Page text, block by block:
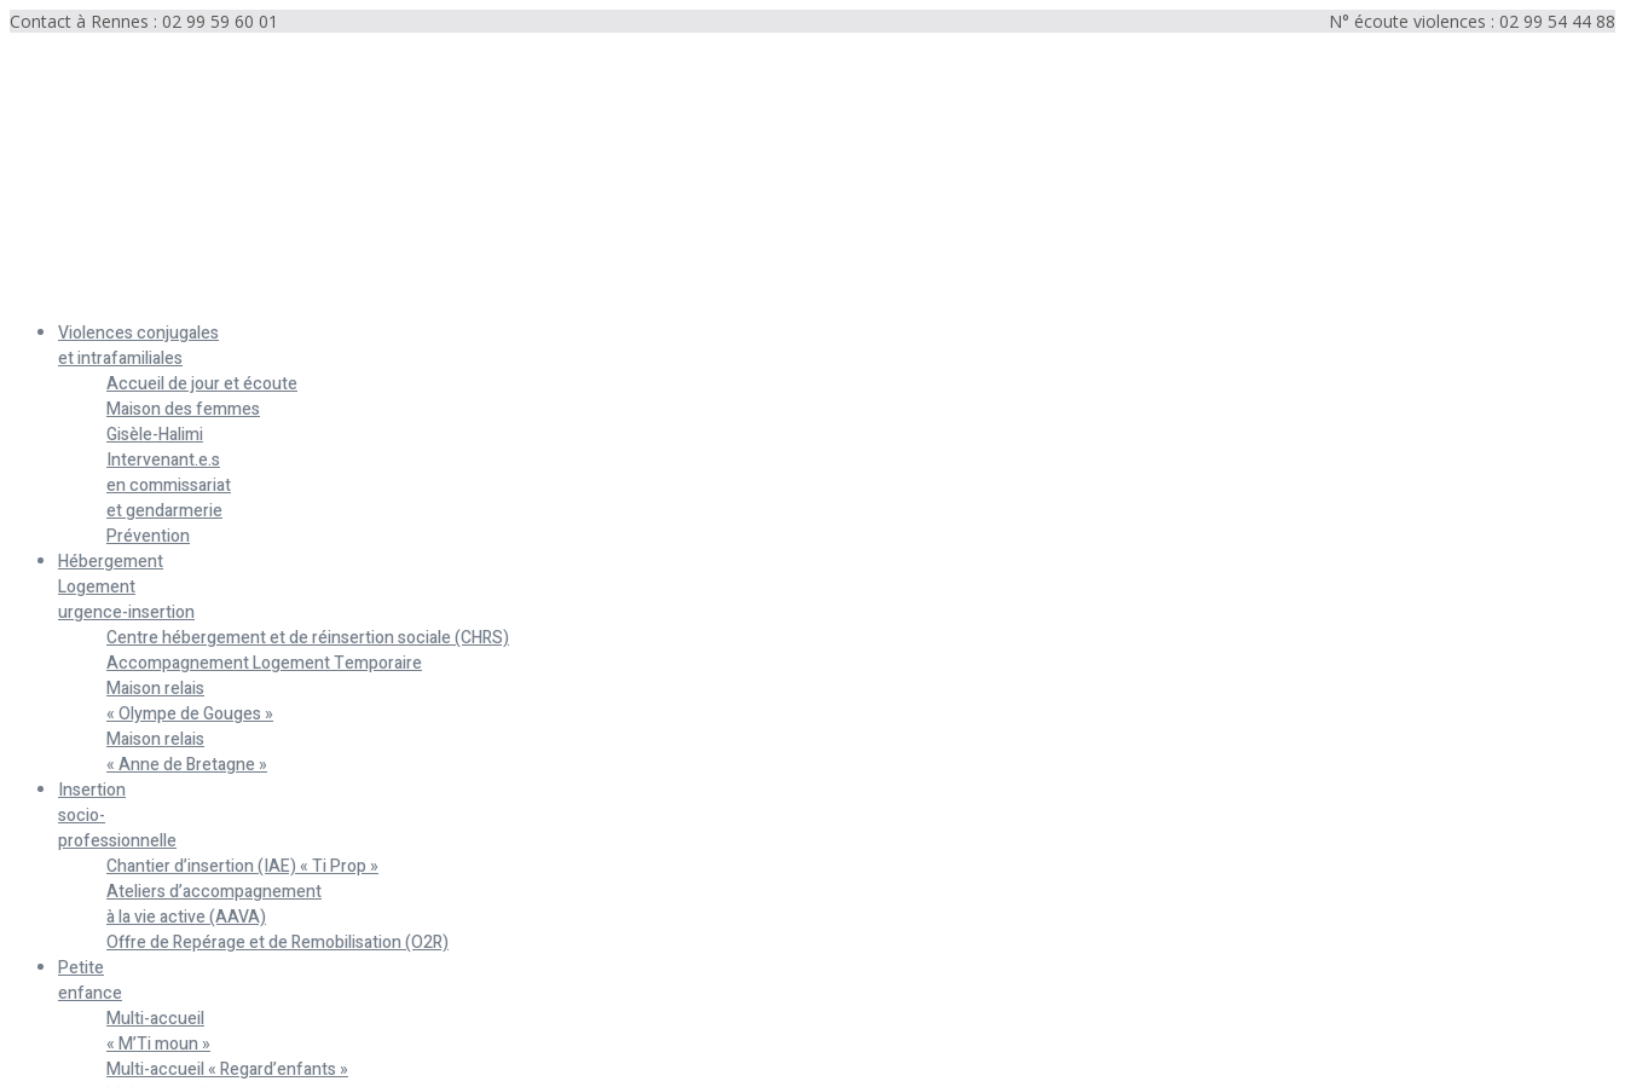
Contact à Rennes : 02 99 59 60 01 N° écoute violences : 02 99 54 44 88
Violences conjugales
et intrafamiliales
Accueil de jour et écoute
Maison des femmes
Gisèle-Halimi
Intervenant.e.s
en commissariat
et gendarmerie
Prévention
Hébergement
Logement
urgence-insertion
Centre hébergement et de réinsertion sociale (CHRS)
Accompagnement Logement Temporaire
Maison relais
« Olympe de Gouges »
Maison relais
« Anne de Bretagne »
Insertion
socio-
professionnelle
Chantier d’insertion (IAE) « Ti Prop »
Ateliers d’accompagnement
à la vie active (AAVA)
Offre de Repérage et de Remobilisation (O2R)
Petite
enfance
Multi-accueil
« M’Ti moun »
Multi-accueil « Regard’enfants »